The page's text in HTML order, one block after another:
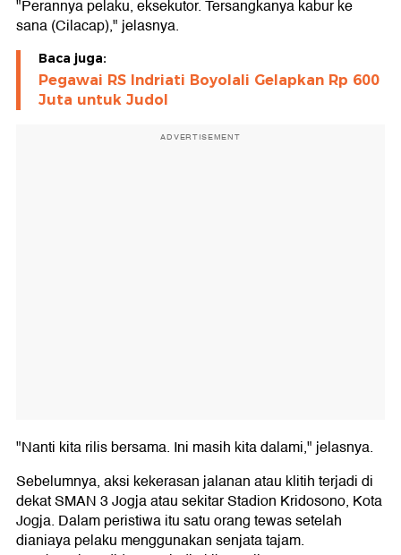
"Perannya pelaku, eksekutor. Tersangkanya kabur ke
sana (Cilacap)," jelasnya.
Baca juga:
Pegawai RS Indriati Boyolali Gelapkan Rp 600
Juta untuk Judol
ADVERTISEMENT
"Nanti kita rilis bersama. Ini masih kita dalami," jelasnya.
Sebelumnya, aksi kekerasan jalanan atau klitih terjadi di
dekat SMAN 3 Jogja atau sekitar Stadion Kridosono, Kota
Jogja. Dalam peristiwa itu satu orang tewas setelah
dianiaya pelaku menggunakan senjata tajam.